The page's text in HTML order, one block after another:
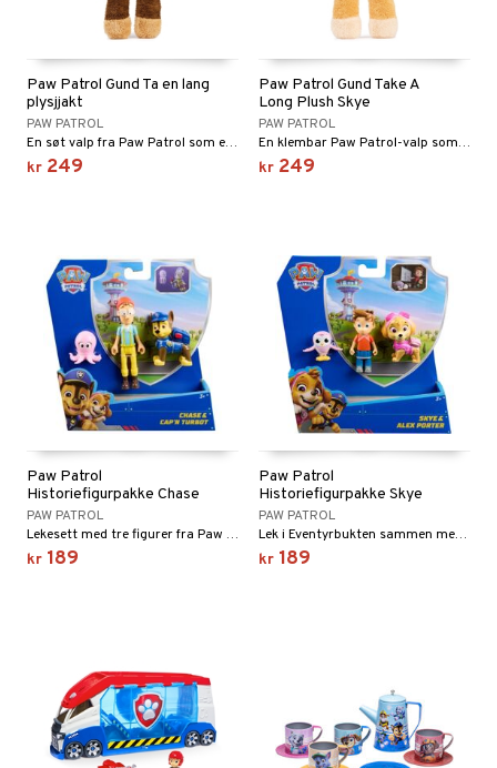
Paw Patrol Gund Ta en lang
plysjjakt
PAW PATROL
En søt valp fra Paw Patrol som elsker å dra på eventyr!
kr 249
Paw Patrol Gund Take A
Long Plush Skye
PAW PATROL
En klembar Paw Patrol-valp som elsker å bli holdt.
kr 249
Paw Patrol
Historiefigurpakke Chase
PAW PATROL
Lekesett med tre figurer fra Paw Patrol.
kr 189
Paw Patrol
Historiefigurpakke Skye
PAW PATROL
Lek i Eventyrbukten sammen med søte figurer.
kr 189